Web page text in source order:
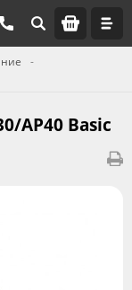
АР40 Basic